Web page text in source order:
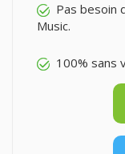
Pas besoin
Music.
100% sans